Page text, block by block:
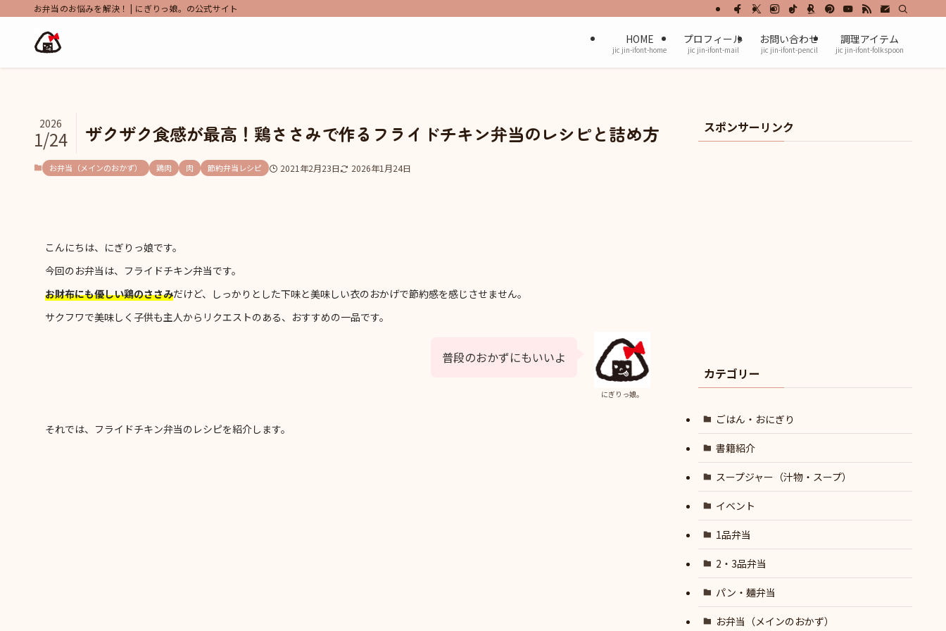
お弁当のお悩みを解決！ | にぎりっ娘。の公式サイト
HOME
jic jin-ifont-home
プロフィール
jic jin-ifont-mail
お問い合わせ
jic jin-ifont-pencil
調理アイテム
jic jin-ifont-folkspoon
ザクザク食感が最高！鶏ささみで作るフライドチキン弁当のレシピと詰め方
2026
1/24
お弁当（メインのおかず） 鶏肉 肉 節約弁当レシピ 2021年2月23日 2026年1月24日
こんにちは、にぎりっ娘です。
今回のお弁当は、フライドチキン弁当です。
お財布にも優しい鶏のささみだけど、しっかりとした下味と美味しい衣のおかげで節約感を感じさせません。
サクフワで美味しく子供も主人からリクエストのある、おすすめの一品です。
にぎりっ娘。
普段のおかずにもいいよ
それでは、フライドチキン弁当のレシピを紹介します。
スポンサーリンク
カテゴリー
ごはん・おにぎり
書籍紹介
スープジャー（汁物・スープ）
イベント
1品弁当
2・3品弁当
パン・麺弁当
お弁当（メインのおかず）